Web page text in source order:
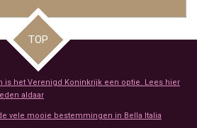
TOP
is het Verenigd Koninkrijk een optie. Lees hier
aldaar
vele mooie bestemmingen in Bella Italia